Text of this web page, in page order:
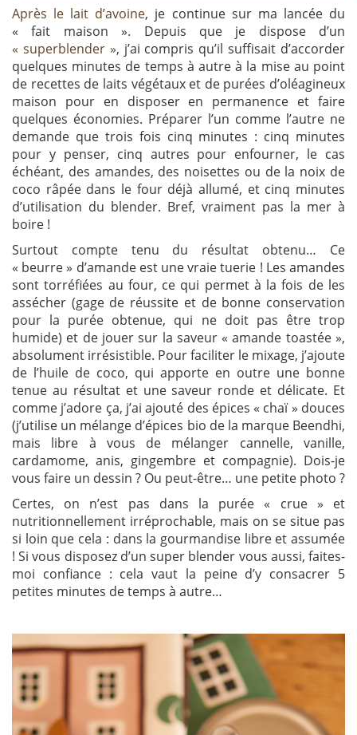
Après le lait d’avoine, je continue sur ma lancée du
« fait maison ». Depuis que je dispose d’un
« superblender », j’ai compris qu’il suffisait d’accorder
quelques minutes de temps à autre à la mise au point
de recettes de laits végétaux et de purées d’oléagineux
maison pour en disposer en permanence et faire
quelques économies. Préparer l’un comme l’autre ne
demande que trois fois cinq minutes : cinq minutes
pour y penser, cinq autres pour enfourner, le cas
échéant, des amandes, des noisettes ou de la noix de
coco râpée dans le four déjà allumé, et cinq minutes
d’utilisation du blender. Bref, vraiment pas la mer à
boire !
Surtout compte tenu du résultat obtenu… Ce
« beurre » d’amande est une vraie tuerie ! Les amandes
sont torréfiées au four, ce qui permet à la fois de les
assécher (gage de réussite et de bonne conservation
pour la purée obtenue, qui ne doit pas être trop
humide) et de jouer sur la saveur « amande toastée »,
absolument irrésistible. Pour faciliter le mixage, j’ajoute
de l’huile de coco, qui apporte en outre une bonne
tenue au résultat et une saveur ronde et délicate. Et
comme j’adore ça, j’ai ajouté des épices « chaï » douces
(j’utilise un mélange d’épices bio de la marque Beendhi,
mais libre à vous de mélanger cannelle, vanille,
cardamome, anis, gingembre et compagnie). Dois-je
vous faire un dessin ? Ou peut-être… une petite photo ?
Certes, on n’est pas dans la purée « crue » et
nutritionnellement irréprochable, mais on se situe pas
si loin que cela : dans la gourmandise libre et assumée
! Si vous disposez d’un super blender vous aussi, faites-
moi confiance : cela vaut la peine d’y consacrer 5
petites minutes de temps à autre…